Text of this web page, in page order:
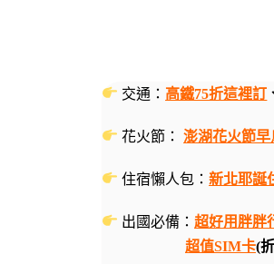
交通： 高鐵75折這裡訂
花火節： 澎湖花火節早
住宿懶人包：新北耶誕
出國必備：超好用胖胖
超值SIM卡(